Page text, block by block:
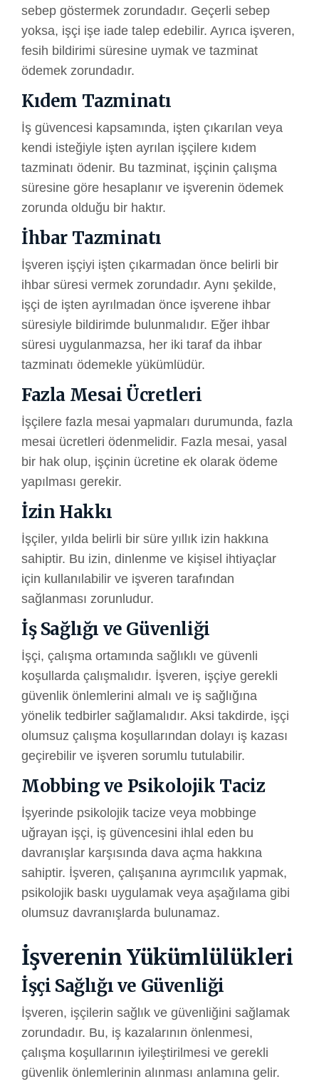
sebep göstermek zorundadır. Geçerli sebep
yoksa, işçi işe iade talep edebilir. Ayrıca işveren,
fesih bildirimi süresine uymak ve tazminat
ödemek zorundadır.
Kıdem Tazminatı
İş güvencesi kapsamında, işten çıkarılan veya
kendi isteğiyle işten ayrılan işçilere kıdem
tazminatı ödenir. Bu tazminat, işçinin çalışma
süresine göre hesaplanır ve işverenin ödemek
zorunda olduğu bir haktır.
İhbar Tazminatı
İşveren işçiyi işten çıkarmadan önce belirli bir
ihbar süresi vermek zorundadır. Aynı şekilde,
işçi de işten ayrılmadan önce işverene ihbar
süresiyle bildirimde bulunmalıdır. Eğer ihbar
süresi uygulanmazsa, her iki taraf da ihbar
tazminatı ödemekle yükümlüdür.
Fazla Mesai Ücretleri
İşçilere fazla mesai yapmaları durumunda, fazla
mesai ücretleri ödenmelidir. Fazla mesai, yasal
bir hak olup, işçinin ücretine ek olarak ödeme
yapılması gerekir.
İzin Hakkı
İşçiler, yılda belirli bir süre yıllık izin hakkına
sahiptir. Bu izin, dinlenme ve kişisel ihtiyaçlar
için kullanılabilir ve işveren tarafından
sağlanması zorunludur.
İş Sağlığı ve Güvenliği
İşçi, çalışma ortamında sağlıklı ve güvenli
koşullarda çalışmalıdır. İşveren, işçiye gerekli
güvenlik önlemlerini almalı ve iş sağlığına
yönelik tedbirler sağlamalıdır. Aksi takdirde, işçi
olumsuz çalışma koşullarından dolayı iş kazası
geçirebilir ve işveren sorumlu tutulabilir.
Mobbing ve Psikolojik Taciz
İşyerinde psikolojik tacize veya mobbinge
uğrayan işçi, iş güvencesini ihlal eden bu
davranışlar karşısında dava açma hakkına
sahiptir. İşveren, çalışanına ayrımcılık yapmak,
psikolojik baskı uygulamak veya aşağılama gibi
olumsuz davranışlarda bulunamaz.
İşverenin Yükümlülükleri
İşçi Sağlığı ve Güvenliği
İşveren, işçilerin sağlık ve güvenliğini sağlamak
zorundadır. Bu, iş kazalarının önlenmesi,
çalışma koşullarının iyileştirilmesi ve gerekli
güvenlik önlemlerinin alınması anlamına gelir.